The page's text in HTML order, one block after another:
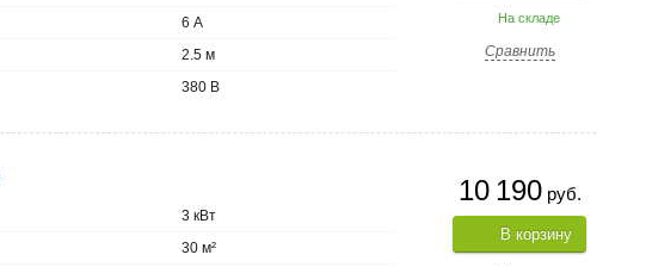
На складе
Сравнить
6 А
2.5 м
380 В
10 190руб.
В корзину
3 кВт
30 м²